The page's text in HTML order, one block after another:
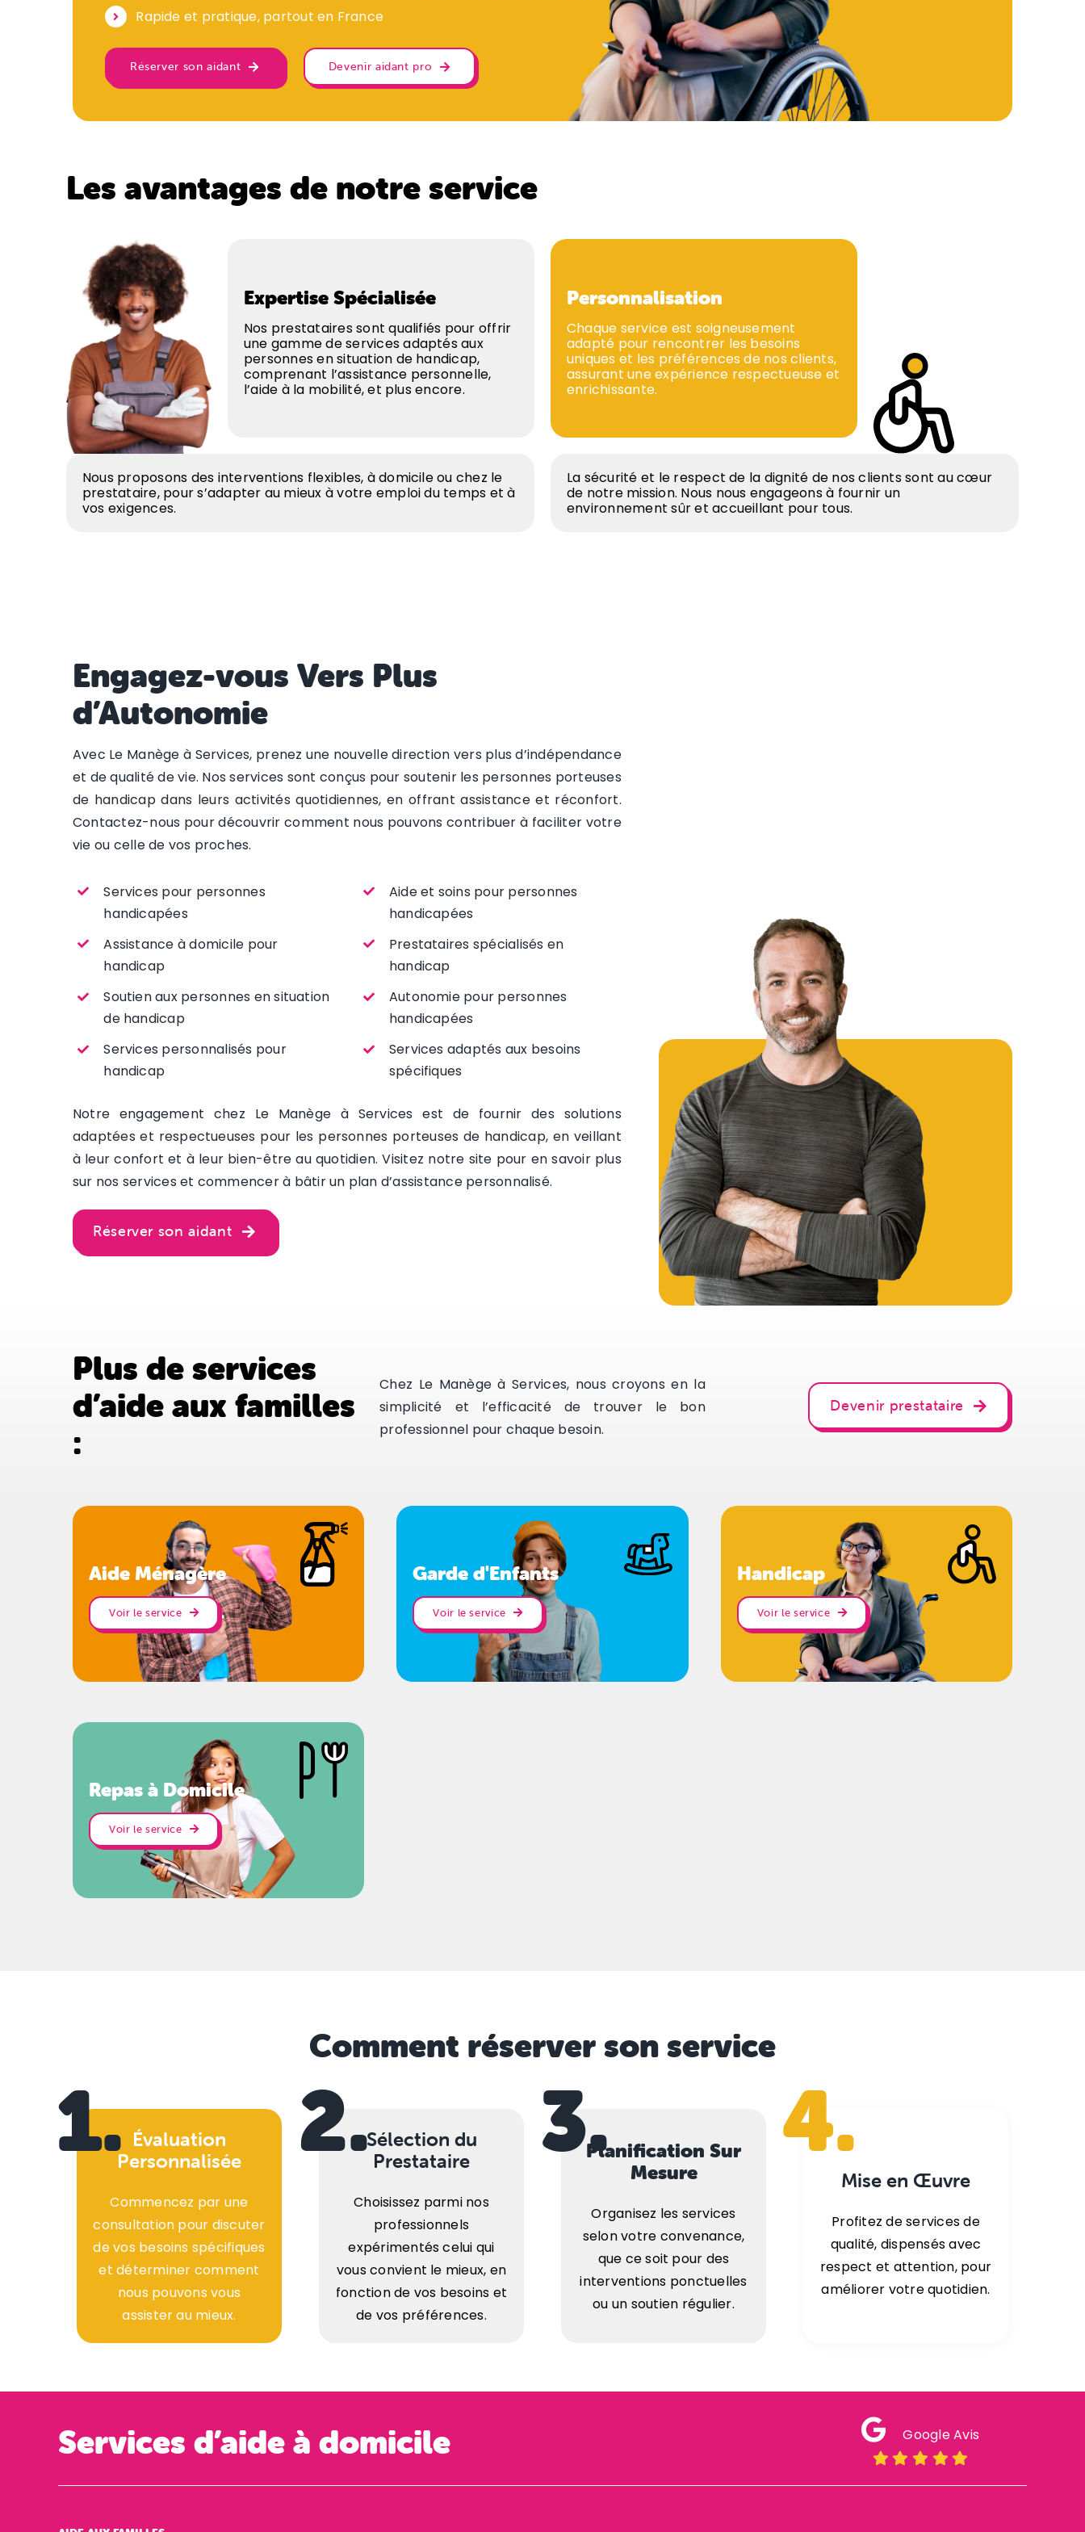
Rapide et pratique, partout en France
Réserver son aidant Devenir aidant pro
Les avantages de notre service
Expertise Spécialisée
Nos prestataires sont qualifiés pour offrir
une gamme de services adaptés aux
personnes en situation de handicap,
comprenant l’assistance personnelle,
l’aide à la mobilité, et plus encore.
Personnalisation
Chaque service est soigneusement
adapté pour rencontrer les besoins
uniques et les préférences de nos clients,
assurant une expérience respectueuse et
enrichissante.
Nous proposons des interventions flexibles, à domicile ou chez le
prestataire, pour s’adapter au mieux à votre emploi du temps et à
vos exigences.
La sécurité et le respect de la dignité de nos clients sont au cœur
de notre mission. Nous nous engageons à fournir un
environnement sûr et accueillant pour tous.
Engagez-vous Vers Plus
d’Autonomie
Avec Le Manège à Services, prenez une nouvelle direction vers plus d’indépendance
et de qualité de vie. Nos services sont conçus pour soutenir les personnes porteuses
de handicap dans leurs activités quotidiennes, en offrant assistance et réconfort.
Contactez-nous pour découvrir comment nous pouvons contribuer à faciliter votre
vie ou celle de vos proches.
Services pour personnes
handicapées
Assistance à domicile pour
handicap
Soutien aux personnes en situation
de handicap
Services personnalisés pour
handicap
Aide et soins pour personnes
handicapées
Prestataires spécialisés en
handicap
Autonomie pour personnes
handicapées
Services adaptés aux besoins
spécifiques
Notre engagement chez Le Manège à Services est de fournir des solutions
adaptées et respectueuses pour les personnes porteuses de handicap, en veillant
à leur confort et à leur bien-être au quotidien. Visitez notre site pour en savoir plus
sur nos services et commencer à bâtir un plan d’assistance personnalisé.
Réserver son aidant
Plus de services
d’aide aux familles
:
Chez Le Manège à Services, nous croyons en la
simplicité et l’efficacité de trouver le bon
professionnel pour chaque besoin.
Devenir prestataire
Aide Ménagère
Voir le service
Garde d'Enfants
Voir le service
Handicap
Voir le service
Repas à Domicile
Voir le service
Comment réserver son service
1. Évaluation
Personnalisée
Commencez par une
consultation pour discuter
de vos besoins spécifiques
et déterminer comment
nous pouvons vous
assister au mieux.
2.Sélection du
Prestataire
Choisissez parmi nos
professionnels
expérimentés celui qui
vous convient le mieux, en
fonction de vos besoins et
de vos préférences.
3.Planification Sur
Mesure
Organisez les services
selon votre convenance,
que ce soit pour des
interventions ponctuelles
ou un soutien régulier.
4.
Mise en Œuvre
Profitez de services de
qualité, dispensés avec
respect et attention, pour
améliorer votre quotidien.
Services d’aide à domicile Google Avis